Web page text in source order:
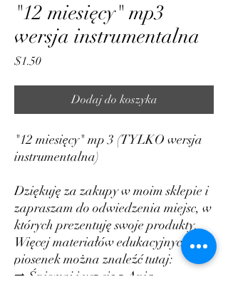
"12 miesięcy" mp3
wersja instrumentalna
$1.50Cena
Dodaj do koszyka
"12 miesięcy" mp 3 (TYLKO wersja
instrumentalna)
Dziękuję za zakupy w moim sklepie i
zapraszam do odwiedzenia miejsc, w
których prezentuję swoje produkty.
Więcej materiałów edukacyjnych i
piosenek można znaleźć tutaj:
➡️ Śpiewaj i ucz się z Anią